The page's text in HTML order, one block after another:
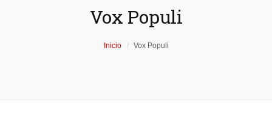
Vox Populi
Inicio Vox Populi